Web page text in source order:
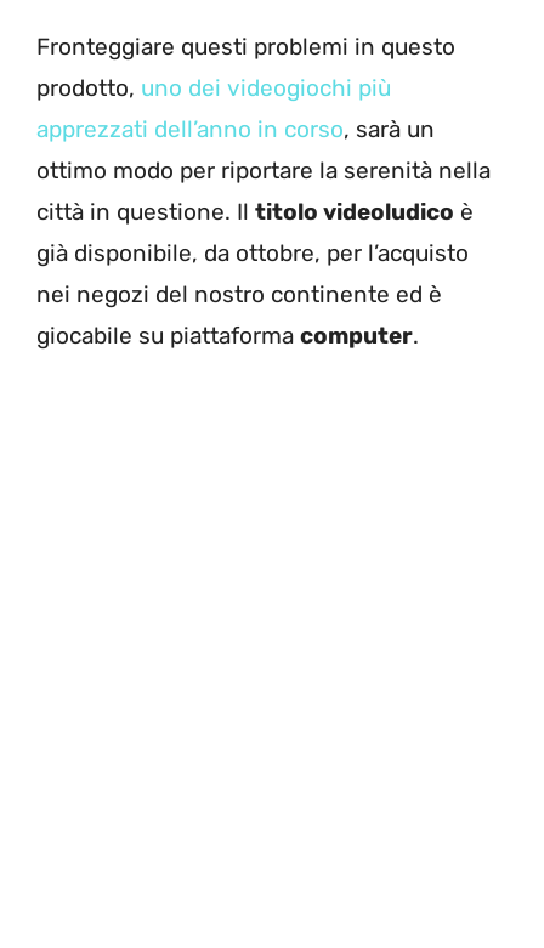
Fronteggiare questi problemi in questo
prodotto, uno dei videogiochi più
apprezzati dell’anno in corso, sarà un
ottimo modo per riportare la serenità nella
città in questione. Il titolo videoludico è
già disponibile, da ottobre, per l’acquisto
nei negozi del nostro continente ed è
giocabile su piattaforma computer.